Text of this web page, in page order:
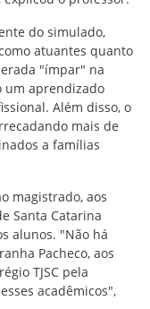
do simulado,
atuantes quanto
"ímpar" na
um aprendizado
Além disso, o
mais de
a famílias
magistrado, aos
Santa Catarina
alunos. "Não há
Pacheco, aos
TJSC pela
acadêmicos",